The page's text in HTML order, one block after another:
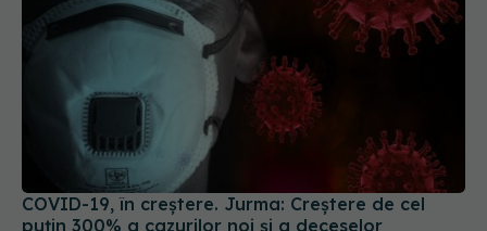
COVID-19, în creștere. Jurma: Creștere de cel
puțin 300% a cazurilor noi și a deceselor